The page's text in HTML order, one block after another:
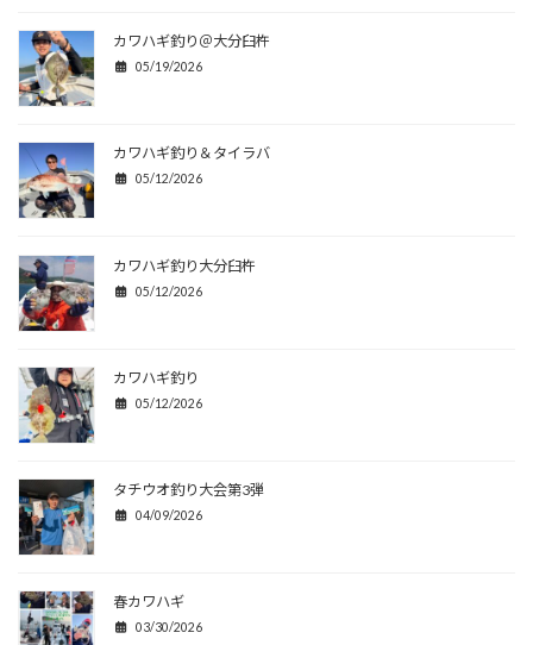
カワハギ釣り＠大分臼杵
05/19/2026
カワハギ釣り＆タイラバ
05/12/2026
カワハギ釣り大分臼杵
05/12/2026
カワハギ釣り
05/12/2026
タチウオ釣り大会第3弾
04/09/2026
春カワハギ
03/30/2026